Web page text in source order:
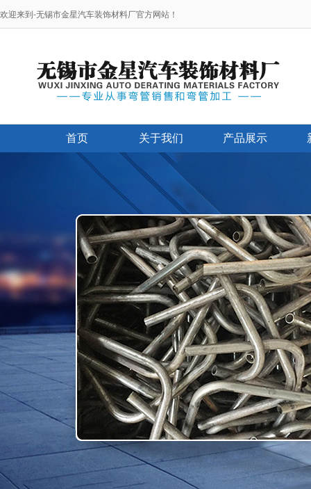
欢迎来到-无锡市金星汽车装饰材料厂官方网站！
首页 关于我们 产品展示